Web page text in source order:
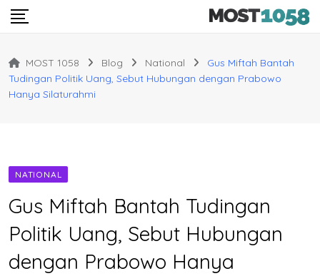
Skip
MOST 1058 Blog National
Gus Miftah Bantah
Tudingan Politik Uang, Sebut Hubungan dengan Prabowo
Hanya Silaturahmi
NATIONAL
Gus Miftah Bantah Tudingan
Politik Uang, Sebut Hubungan
dengan Prabowo Hanya